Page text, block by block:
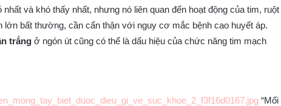
và khó thấy nhất, nhưng nó liên quan đến hoạt động của tim, ruột
lớn bất thường, cần cẩn thận với nguy cơ mắc bệnh cao huyết áp.
trắng ở ngón út cũng có thể là dấu hiệu của chức năng tim mạch
“Mối